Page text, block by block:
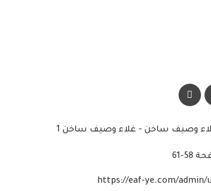
https://eaf-ye.com/admin/